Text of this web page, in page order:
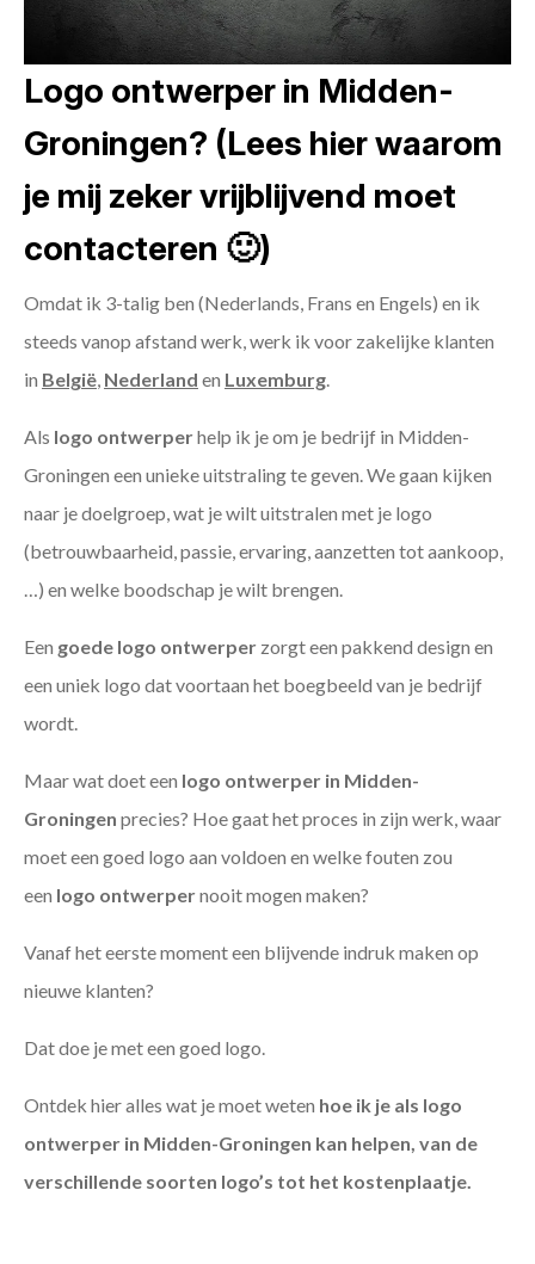
Logo ontwerper in Midden-
Groningen? (Lees hier waarom
je mij zeker vrijblijvend moet
contacteren 🙂)
Omdat ik 3-talig ben (Nederlands, Frans en Engels) en ik
steeds vanop afstand werk, werk ik voor zakelijke klanten
in België, Nederland en Luxemburg.
Als logo ontwerperhelp ik je om je bedrijf in Midden-
Groningen een unieke uitstraling te geven. We gaan kijken
naar je doelgroep, wat je wilt uitstralen met je logo
(betrouwbaarheid, passie, ervaring, aanzetten tot aankoop,
…) en welke boodschap je wilt brengen.
Een goede logo ontwerper zorgt een pakkend design en
een uniek logo dat voortaan het boegbeeld van je bedrijf
wordt.
Maar wat doet een logo ontwerper in Midden-
Groningen precies? Hoe gaat het proces in zijn werk, waar
moet een goed logo aan voldoen en welke fouten zou
een logo ontwerpernooit mogen maken?
Vanaf het eerste moment een blijvende indruk maken op
nieuwe klanten?
Dat doe je met een goed logo.
Ontdek hier alles wat je moet weten hoe ik je als logo
ontwerper in Midden-Groningen kan helpen, van de
verschillende soorten logo’s tot het kostenplaatje.